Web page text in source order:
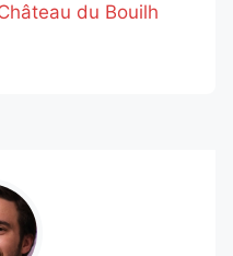
du Bouilh